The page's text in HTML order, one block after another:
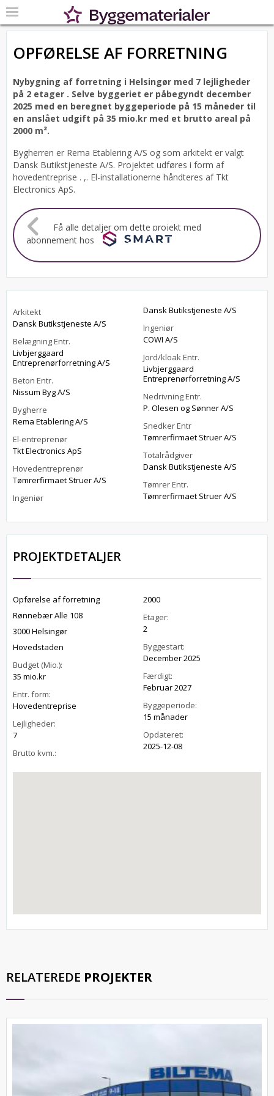
OPFØRELSE AF FORRETNING
Nybygning af forretning i Helsingør med 7 lejligheder
på 2 etager . Selve byggeriet er påbegyndt december
2025 med en beregnet byggeperiode på 15 måneder til
en anslået udgift på 35 mio.kr med et brutto areal på
2000 m².
Bygherren er Rema Etablering A/S og som arkitekt er valgt
Dansk Butikstjeneste A/S. Projektet udføres i form af
hovedentreprise . ,. El-installationerne håndteres af Tkt
Electronics ApS.
Få alle detaljer om dette projekt med
abonnement hos
Arkitekt
Dansk Butikstjeneste A/S
Belægning Entr.
Livbjerggaard
Entreprenørforretning A/S
Beton Entr.
Nissum Byg A/S
Bygherre
Rema Etablering A/S
El-entreprenør
Tkt Electronics ApS
Hovedentreprenør
Tømrerfirmaet Struer A/S
Ingeniør
Dansk Butikstjeneste A/S
Ingeniør
COWI A/S
Jord/kloak Entr.
Livbjerggaard
Entreprenørforretning A/S
Nedrivning Entr.
P. Olesen og Sønner A/S
Snedker Entr
Tømrerfirmaet Struer A/S
Totalrådgiver
Dansk Butikstjeneste A/S
Tømrer Entr.
Tømrerfirmaet Struer A/S
PROJEKTDETALJER
Opførelse af forretning
Rønnebær Alle 108
3000 Helsingør
Hovedstaden
Budget (Mio.):
35 mio.kr
Entr. form:
Hovedentreprise
Lejligheder:
7
Brutto kvm.:
2000
Etager:
2
Byggestart:
December 2025
Færdigt:
Februar 2027
Byggeperiode:
15 månader
Opdateret:
2025-12-08
RELATEREDE PROJEKTER